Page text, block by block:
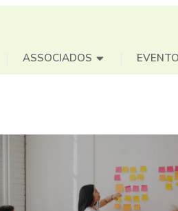
ASSOCIADOS